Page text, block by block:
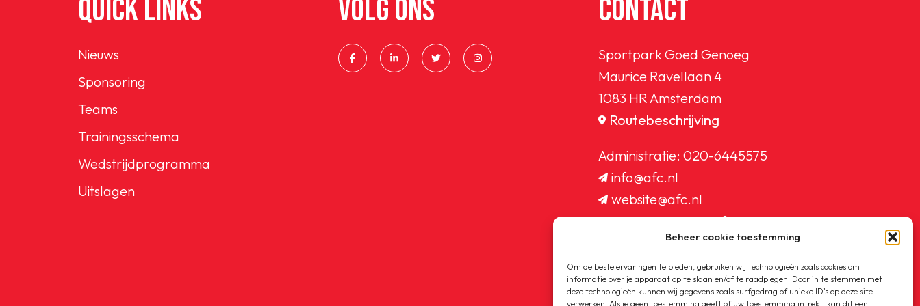
Beheer cookie toestemming
Om de beste ervaringen te bieden, gebruiken wij technologieën zoals cookies om
informatie over je apparaat op te slaan en/of te raadplegen. Door in te stemmen met
deze technologieën kunnen wij gegevens zoals surfgedrag of unieke ID's op deze site
verwerken. Als je geen toestemming geeft of uw toestemming intrekt, kan dit een
QUICK LINKS
Nieuws
Sponsoring
Teams
Trainingsschema
Wedstrijdprogramma
Uitslagen
VOLG ONS CONTACT
Sportpark Goed Genoeg
Maurice Ravellaan 4
1083 HR Amsterdam
Routebeschrijving
Administratie: 020-6445575
info@afc.nl
website@afc.nl
wedstrijdzaken@afc.nl
ledenadministratie@afc.nl